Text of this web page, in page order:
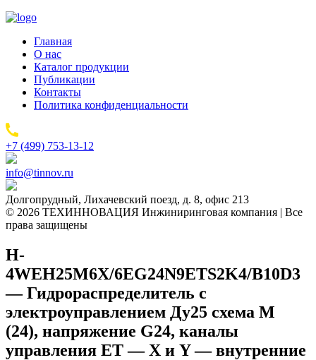
Главная
О нас
Каталог продукции
Публикации
Контакты
Политика конфиденциальности
+7 (499) 753-13-12
info@tinnov.ru
Долгопрудный, Лихачевский поезд, д. 8, офис 213
© 2026 ТЕХИННОВАЦИЯ Инжиниринговая компания | Все
права защищены
H-
4WEH25M6X/6EG24N9ETS2K4/B10D3
— Гидрораспределитель с
электроуправлением Ду25 схема M
(24), напряжение G24, каналы
управления ET — X и Y — внутренние